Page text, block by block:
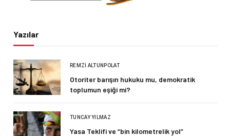
Yazılar
REMZI ALTUNPOLAT
Otoriter barışın hukuku mu, demokratik
toplumun eşiği mi?
TUNCAY YILMAZ
Yasa Teklifi ve “bin kilometrelik yol”